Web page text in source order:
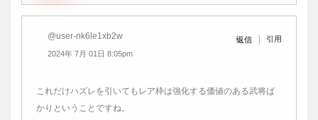
@user-nk6le1xb2w
2024年 7月 01日 8:05pm
返信 引用
これだけハズレを引いてもレア枠は強化する価値のある武将ば
かりということですね。